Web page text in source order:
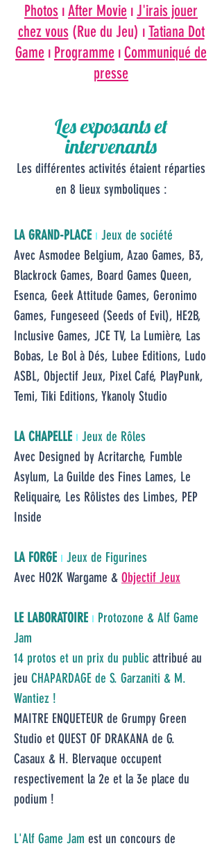
Photos ıAfter Movie ıJ'irais jouer
chez vous(Rue du Jeu) ıTatiana Dot
Game ı Programme ıCommuniqué de
presse
Les exposants et
intervenants
Les différentes activités étaient réparties
en 8 lieux symboliques :
LA GRAND-PLACE ı Jeux de société
Avec Asmodee Belgium, Azao Games, B3,
Blackrock Games, Board Games Queen,
Esenca, Geek Attitude Games, Geronimo
Games, Fungeseed (Seeds of Evil), HE2B,
Inclusive Games, JCE TV, La Lumière, Las
Bobas, Le Bol à Dés, Lubee Editions, Ludo
ASBL, Objectif Jeux, Pixel Café, PlayPunk,
Temi, Tiki Editions, Ykanoly Studio
LA CHAPELLE ı Jeux de Rôles
Avec Designed by Acritarche, Fumble
Asylum, La Guilde des Fines Lames, Le
Reliquaire, Les Rôlistes des Limbes, PEP
Inside
LA FORGE ı Jeux de Figurines
Avec HO2K Wargame & Objectif Jeux
LE LABORATOIRE ı Protozone & Alf Game
Jam
14 protos et un prix du public attribué au
jeu CHAPARDAGE de S. Garzaniti & M.
Wantiez !
MAITRE ENQUETEUR de Grumpy Green
Studio et QUEST OF DRAKANA de G.
Casaux & H. Blervaque occupent
respectivement la 2e et la 3e place du
podium !
L'Alf Game Jam est un concours de